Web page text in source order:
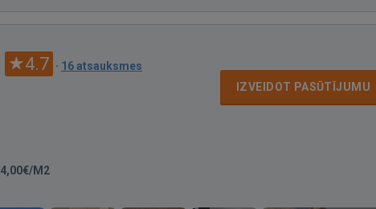
4.7 · 16 atsauksmes
IZVEIDOT PASŪTĪJUMU
4,00€/M2